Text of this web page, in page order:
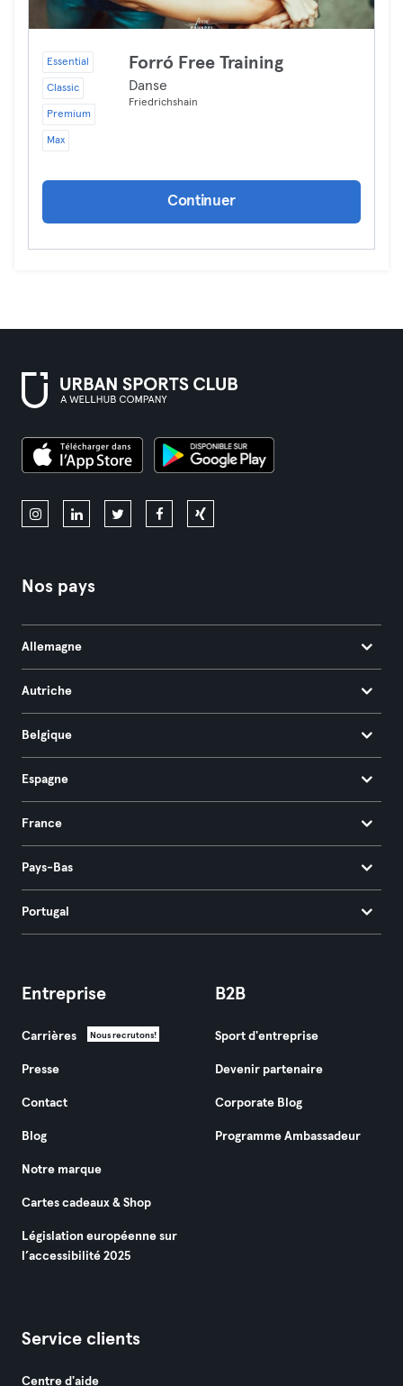
Essential
Classic
Premium
Max
Forró Free Training
Danse
Friedrichshain
Continuer
Nos pays
Allemagne
Autriche
Belgique
Espagne
France
Pays-Bas
Portugal
Entreprise
Carrières Nous recrutons!
Presse
Contact
Blog
Notre marque
Cartes cadeaux & Shop
Législation européenne sur
l’accessibilité 2025
B2B
Sport d'entreprise
Devenir partenaire
Corporate Blog
Programme Ambassadeur
Service clients
Centre d'aide